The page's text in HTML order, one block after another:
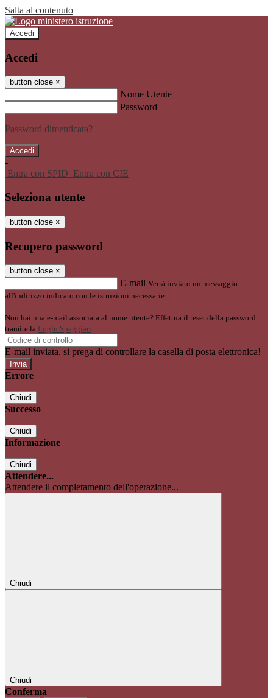
Salta al contenuto
Accedi
Accedi
button close ×
Nome Utente
Password
Password dimenticata?
-
Entra con SPID Entra con CIE
Seleziona utente
button close ×
Recupero password
button close ×
E-mail Verrà inviato un messaggio
all'indirizzo indicato con le istruzioni necessarie.
Non hai una e-mail associata al nome utente? Effettua il reset della password
tramite la Login Spaggiari
E-mail inviata, si prega di controllare la casella di posta elettronica!
Errore
Chiudi
Successo
Chiudi
Informazione
Chiudi
Attendere...
Attendere il completamento dell'operazione...
Chiudi
Chiudi
Conferma